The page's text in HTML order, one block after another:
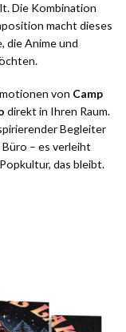
Die Kombination
macht dieses
die Anime und
von Camp
direkt in Ihren Raum.
Begleiter
– es verleiht
das bleibt.